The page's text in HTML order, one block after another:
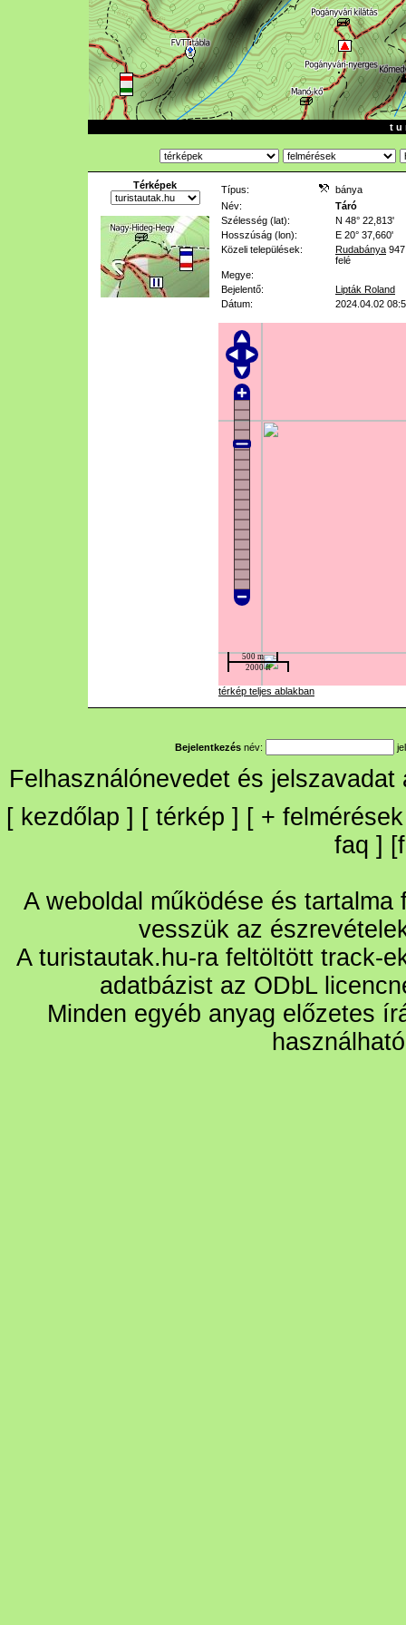
t u
Térképek Típus:
bánya
Név:
Táró
Szélesség (lat):
N 48° 22,813'
Hosszúság (lon):
E 20° 37,660'
Közeli települések:
Rudabánya
felé
Megye:
Bejelentő:
Lipták Roland
Dátum:
2024.04.02
térkép teljes ablakban
Bejelentkezés név:
Felhasználónevedet és
[ kezdőlap ] [ térkép ] [ + felmérések
faq ] [
A weboldal működése és
vesszük az
A turistautak.hu-ra feltöltött track-
adatbázist az ODbL
Minden egyéb anyag előzetes